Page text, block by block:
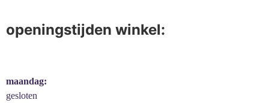
openingstijden winkel:
maandag:
gesloten